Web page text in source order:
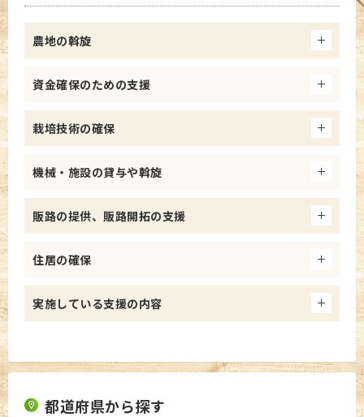
農地の斡旋
資金確保のための支援
栽培技術の確保
機械・施設の貸与や斡旋
販路の提供、販路開拓の支援
住居の確保
実施している支援の内容
都道府県から探す